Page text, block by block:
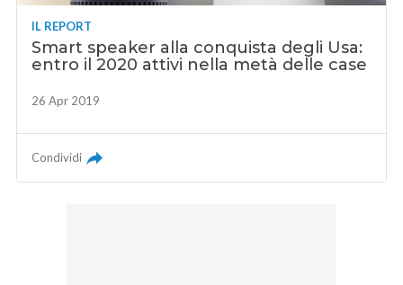
IL REPORT
Smart speaker alla conquista degli Usa:
entro il 2020 attivi nella metà delle case
26 Apr 2019
Condividi